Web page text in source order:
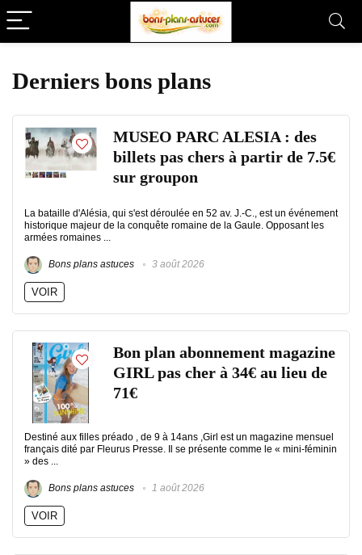
Derniers bons plans
MUSEO PARC ALESIA : des
billets pas chers à partir de 7.5€
sur groupon
La bataille d'Alésia, qui s'est déroulée en 52 av. J.-C., est un événement
historique majeur de la conquête romaine de la Gaule. Opposant les
armées romaines ...
Bons plans astuces 3 août 2026
VOIR
Bon plan abonnement magazine
GIRL pas cher à 34€ au lieu de
71€
Destiné aux filles préado , de 9 à 14ans ,Girl est un magazine mensuel
français dité par Fleurus Presse. Il se présente comme le « mini-féminin
» des ...
Bons plans astuces 1 août 2026
VOIR